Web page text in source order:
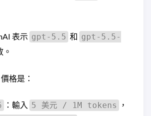
表示 gpt-5.5 和 gpt-5.5-
格是：
：輸入 5 美元 / 1M tokens
，